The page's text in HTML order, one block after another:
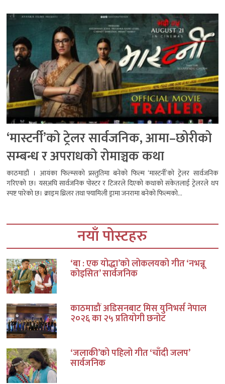
‘मास्टर्नी’को ट्रेलर सार्वजनिक, आमा–छोरीको
सम्बन्ध र अपराधको रोमाञ्चक कथा
काठमाडौं । आयंका फिल्म्सको प्रस्तुतिमा बनेको फिल्म ‘मास्टर्नी’को ट्रेलर सार्वजनिक
गरिएको छ। यसअघि सार्वजनिक पोस्टर र टिजरले दिएको कथाको संकेतलाई ट्रेलरले थप
स्पष्ट पारेको छ। क्राइम थ्रिलर तथा फ्यामिली ड्रामा जनरामा बनेको फिल्मको...
नयाँ पोस्टहरु
‘बा : एक योद्धा’को लोकलयको गीत ‘नभन्नू
कोइसित’ सार्वजनिक
काठमाडौं अडिसनबाट मिस युनिभर्स नेपाल
२०२६ का २५ प्रतियोगी छनोट
‘जलाकी’को पहिलो गीत ‘चाँदी जलप’
सार्वजनिक